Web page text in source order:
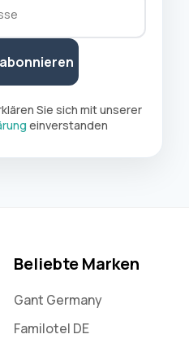
Sie sich mit unserer
einverstanden
Beliebte Marken
Gant Germany
Familotel DE